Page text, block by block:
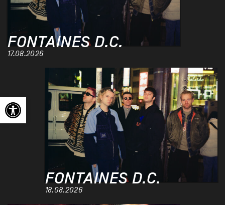
Ouvrir la barre d’outils
FONTAINES D.C.
17.08.2026
FONTAINES D.C.
18.08.2026